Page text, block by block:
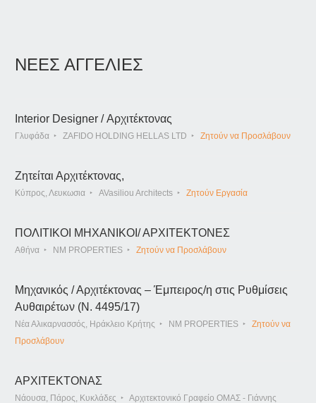
ΝΕΕΣ ΑΓΓΕΛΙΕΣ
Interior Designer / Αρχιτέκτονας
Γλυφάδα ZAFIDO HOLDING HELLAS LTD Ζητούν να Προσλάβουν
Ζητείται Αρχιτέκτονας,
Κύπρος, Λευκωσια AVasiliou Architects Ζητούν Εργασία
ΠΟΛΙΤΙΚΟΙ ΜΗΧΑΝΙΚΟΙ/ ΑΡΧΙΤΕΚΤΟΝΕΣ
Αθήνα NM PROPERTIES Ζητούν να Προσλάβουν
Μηχανικός / Αρχιτέκτονας – Έμπειρος/η στις Ρυθμίσεις
Αυθαιρέτων (Ν. 4495/17)
Νέα Αλικαρνασσός, Ηράκλειο Κρήτης NM PROPERTIES
Ζητούν να
Προσλάβουν
ΑΡΧΙΤΕΚΤΟΝΑΣ
Νάουσα, Πάρος, Κυκλάδες Αρχιτεκτονικό Γραφείο ΟΜΑΣ - Γιάννης